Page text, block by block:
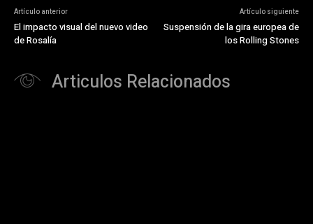
Artículo anterior
El impacto visual del nuevo video
de Rosalía
Artículo siguiente
Suspensión de la gira europea de
los Rolling Stones
Articulos Relacionados